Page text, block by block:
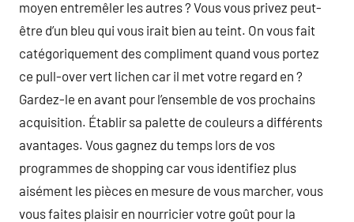
moyen entremêler les autres ? Vous vous privez peut-
être d’un bleu qui vous irait bien au teint. On vous fait
catégoriquement des compliment quand vous portez
ce pull-over vert lichen car il met votre regard en ?
Gardez-le en avant pour l’ensemble de vos prochains
acquisition. Établir sa palette de couleurs a différents
avantages. Vous gagnez du temps lors de vos
programmes de shopping car vous identifiez plus
aisément les pièces en mesure de vous marcher, vous
vous faites plaisir en nourricier votre goût pour la